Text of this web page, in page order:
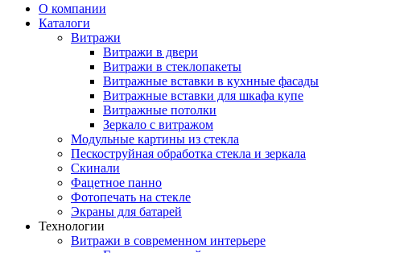
О компании
Каталоги
Витражи
Витражи в двери
Витражи в стеклопакеты
Витражные вставки в кухнные фасады
Витражные вставки для шкафа купе
Витражные потолки
Зеркало с витражом
Модульные картины из стекла
Пескоструйная обработка стекла и зеркала
Скинали
Фацетное панно
Фотопечать на стекле
Экраны для батарей
Технологии
Витражи в современном интерьере